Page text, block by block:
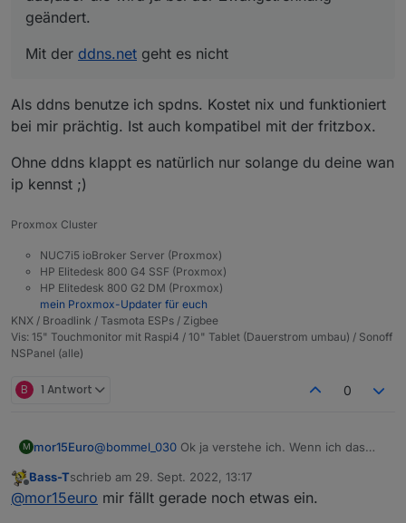
geändert.
Mit der ddns.net geht es nicht
Als ddns benutze ich spdns. Kostet nix und funktioniert
bei mir prächtig. Ist auch kompatibel mit der fritzbox.
Ohne ddns klappt es natürlich nur solange du deine wan
ip kennst ;)
Proxmox Cluster
NUC7i5 ioBroker Server (Proxmox)
HP Elitedesk 800 G4 SSF (Proxmox)
HP Elitedesk 800 G2 DM (Proxmox)
mein Proxmox-Updater für euch
KNX / Broadlink / Tasmota ESPs / Zigbee
Vis: 15" Touchmonitor mit Raspi4 / 10" Tablet (Dauerstrom umbau) / Sonoff
NSPanel (alle)
B 1 Antwort 0
M mor15Euro@bommel_030 Ok ja verstehe ich. Wenn ich das
externe Zugänge, bei denen du kein port angeben
musst? Darf ich fragen, was du für deinen Proxy
Offline
Bass-Tschrieb am 29. Sept. 2022, 13:17
zuletzt editiert von
@mor15euro mir fällt gerade noch etwas ein.